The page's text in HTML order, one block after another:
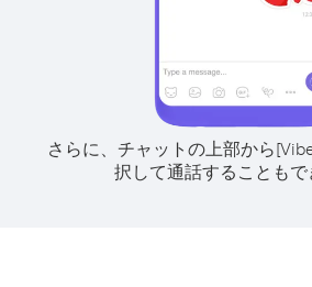
さらに、チャットの上部から
択して通話することもで